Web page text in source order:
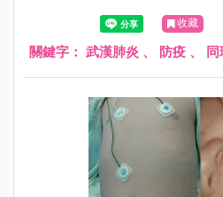
的擴散。在武漢肺炎確診人數突
關鍵的時刻，「急診室小兒科醫
章，呼籲大家切勿掉以輕心......
收藏
關鍵字： 武漢肺炎 、 防疫 、